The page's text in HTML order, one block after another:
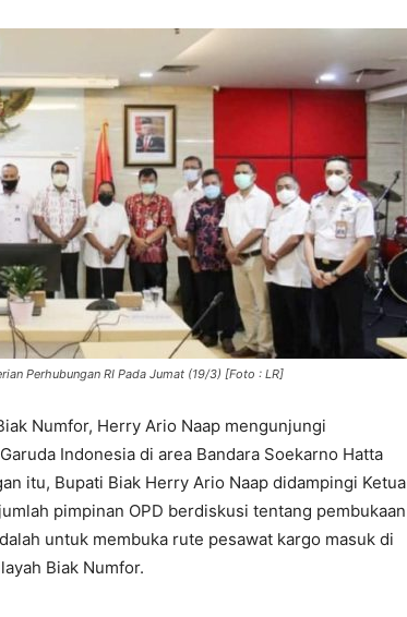
Perhubungan RI Pada Jumat (19/3) [Foto : LR]
Numfor, Herry Ario Naap mengunjungi
Indonesia di area Bandara Soekarno Hatta
itu, Bupati Biak Herry Ario Naap didampingi Ketua
pimpinan OPD berdiskusi tentang pembukaan
untuk membuka rute pesawat kargo masuk di
Biak Numfor.